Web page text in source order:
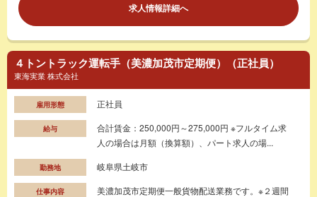
求人情報詳細へ
４トントラック運転手（美濃加茂市定期便）（正社員）
東海実業 株式会社
雇用形態 正社員
給与
合計賃金：250,000円～275,000円 ※フルタイム求
人の場合は月額（換算額）、パート求人の場...
勤務地 岐阜県土岐市
仕事内容
美濃加茂市定期便一般貨物配送業務です。※２週間